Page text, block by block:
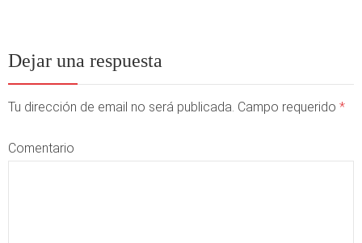
Dejar una respuesta
Tu dirección de email no será publicada. Campo requerido *
Comentario